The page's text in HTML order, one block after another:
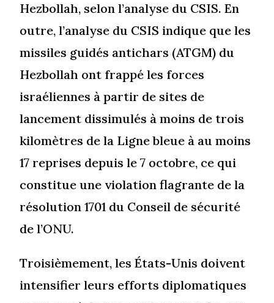
Hezbollah, selon l’analyse du CSIS. En
outre, l’analyse du CSIS indique que les
missiles guidés antichars (ATGM) du
Hezbollah ont frappé les forces
israéliennes à partir de sites de
lancement dissimulés à moins de trois
kilomètres de la Ligne bleue à au moins
17 reprises depuis le 7 octobre, ce qui
constitue une violation flagrante de la
résolution 1701 du Conseil de sécurité
de l’ONU.
Troisièmement, les États-Unis doivent
intensifier leurs efforts diplomatiques